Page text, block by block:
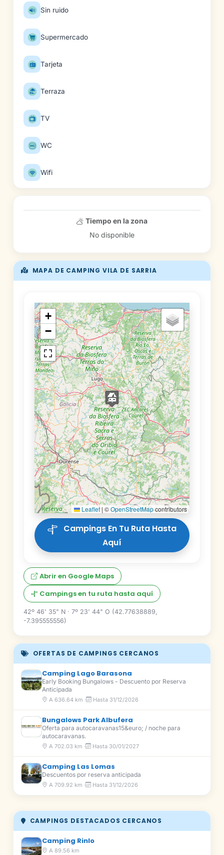
Sin ruido
Supermercado
Tarjeta
Terraza
TV
WC
Wifi
MAPA DE CAMPING VILA DE SARRIA
+
−
Leaflet| ©OpenStreetMapcontributors
Aquí
Abrir en Google Maps
Campings en tu ruta hasta aquí
42º 46' 35" N · 7º 23' 44" O (42.77638889,
-7.395555556)
OFERTAS DE CAMPINGS CERCANOS
Camping Lago Barasona
Early Booking Bungalows - Descuento por Reserva
Anticipada
A 636.64 km · Hasta 31/12/2026
Bungalows Park Albufera
Oferta para autocaravanas15&euro; / noche para
autocaravanas.
A 702.03 km · Hasta 30/01/2027
Camping Las Lomas
Descuentos por reserva anticipada
A 709.92 km · Hasta 31/12/2026
Tiempo en la zona
No disponible
CAMPINGS DESTACADOS CERCANOS
Camping Rinlo
A 89.56 km